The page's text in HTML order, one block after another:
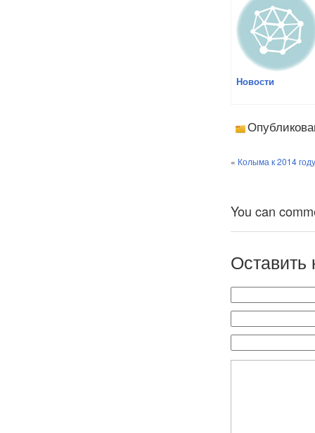
Новости
« Колыма к 2014
You can
Оставить